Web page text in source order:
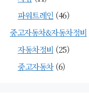
파워트레인 (46)
중고자동차&자동차정비
자동차정비 (25)
중고자동차(6)